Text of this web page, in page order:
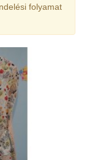
folyamat